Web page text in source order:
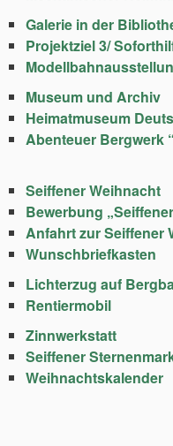
Galerie in der
Projektziel 3/
Museum und Archiv
Heimatmuseum
Abenteuer Bergwerk
Seiffener Weihnacht
Bewerbung
Anfahrt zur Seiffener
Wunschbriefkasten
Lichterzug auf
Rentiermobil
Zinnwerkstatt
Seiffener
Weihnachtskalender